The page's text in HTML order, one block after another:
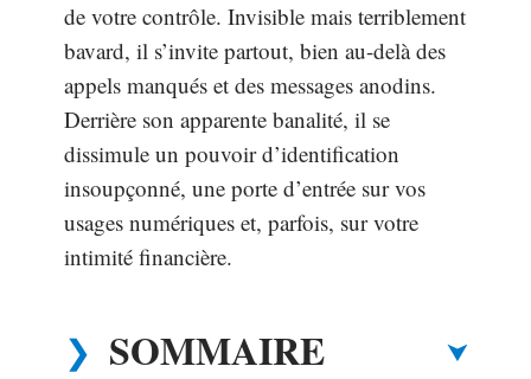
de votre contrôle. Invisible mais terriblement
bavard, il s’invite partout, bien au-delà des
appels manqués et des messages anodins.
Derrière son apparente banalité, il se
dissimule un pouvoir d’identification
insoupçonné, une porte d’entrée sur vos
usages numériques et, parfois, sur votre
intimité financière.
SOMMAIRE